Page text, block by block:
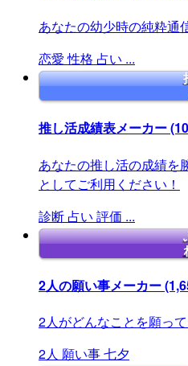
あなたの幼少時の純粋通
恋愛 性格 占い ...
推し活成績表メーカー
あなたの推し活の成績を
としてご利用ください！
診断 占い 評価 ...
2人の願い事メーカー
2人がどんなことを願っ
2人 願い事七夕